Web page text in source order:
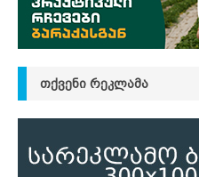
ᲗᲥᲕᲔᲜᲘ ᲠᲔᲙᲚᲐᲛᲐ